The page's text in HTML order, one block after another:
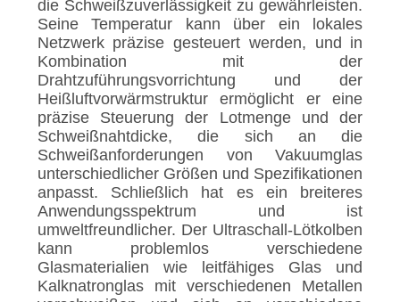
die Schweißzuverlässigkeit zu gewährleisten.
Seine Temperatur kann über ein lokales
Netzwerk präzise gesteuert werden, und in
Kombination mit der
Drahtzuführungsvorrichtung und der
Heißluftvorwärmstruktur ermöglicht er eine
präzise Steuerung der Lotmenge und der
Schweißnahtdicke, die sich an die
Schweißanforderungen von Vakuumglas
unterschiedlicher Größen und Spezifikationen
anpasst. Schließlich hat es ein breiteres
Anwendungsspektrum und ist
umweltfreundlicher. Der Ultraschall-Lötkolben
kann problemlos verschiedene
Glasmaterialien wie leitfähiges Glas und
Kalknatronglas mit verschiedenen Metallen